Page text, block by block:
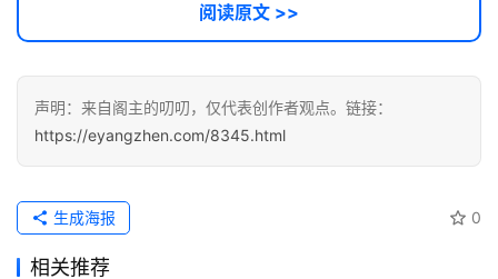
接
阅读原文 >>
声明：来自阁主的叨叨，仅代表创作者观点。链接：
https://eyangzhen.com/8345.html
0
生成海报
相关推荐